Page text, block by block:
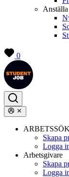
Anställa
0
Skapa
Logga
Arbetsgivare
Skapa
Logga